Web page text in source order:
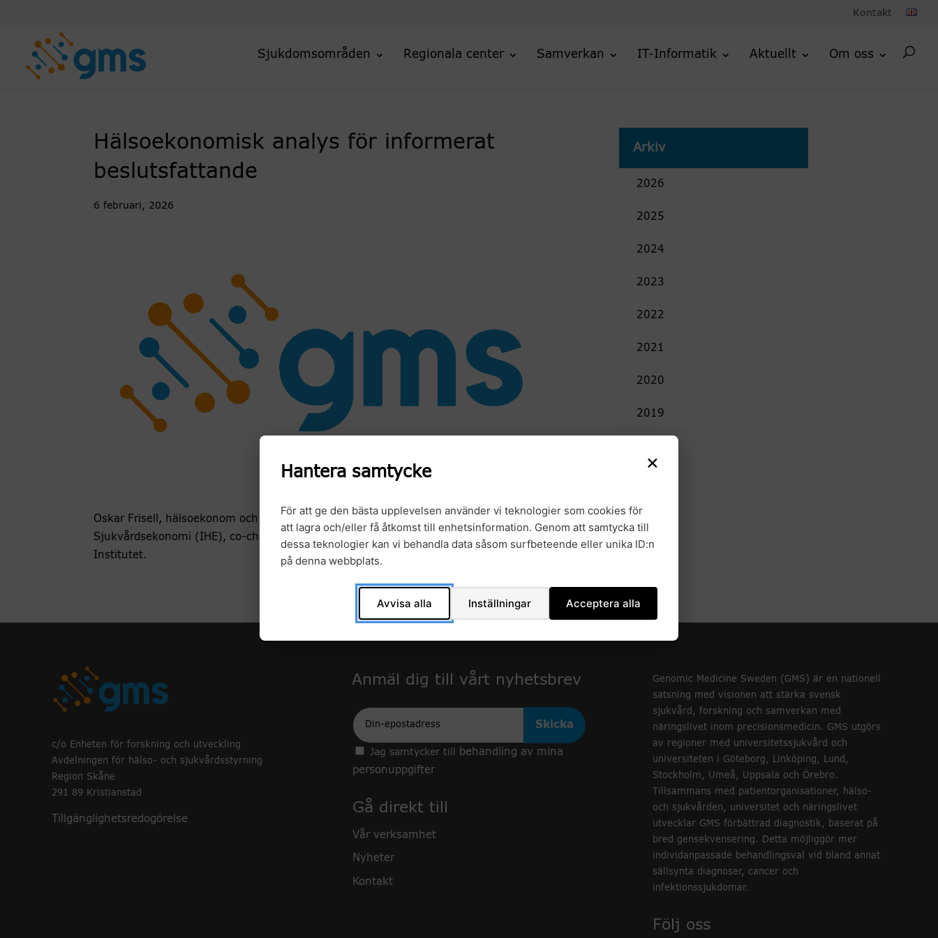
Kontakt
Sjukdomsområden Regionala center Samverkan IT-Informatik Aktuellt Om oss
Hälsoekonomisk analys för informerat
beslutsfattande
6 februari, 2026
Oskar Frisell, hälsoekonom och projektledare, Institutet för Hälso- och
Sjukvårdsekonomi (IHE), co-chair AU Hälsoekonomi, GMS och doktorand, Karolinska
Institutet.
Arkiv
2026
2025
2024
2023
2022
2021
2020
2019
c/o Enheten för forskning och utveckling
Avdelningen för hälso- och sjukvårdsstyrning
Region Skåne
291 89 Kristianstad
Tillgänglighetsredogörelse
Anmäl dig till vårt nyhetsbrev
Epost
Jag samtycker till
behandling av mina
personuppgifter
Gå direkt till
Vår verksamhet
Nyheter
Kontakt
Genomic Medicine Sweden (GMS) är en nationell
satsning med visionen att stärka svensk
sjukvård, forskning och samverkan med
näringslivet inom precisionsmedicin. GMS utgörs
av regioner med universitetssjukvård och
universiteten i Göteborg, Linköping, Lund,
Stockholm, Umeå, Uppsala och Örebro.
Tillsammans med patientorganisationer, hälso-
och sjukvården, universitet och näringslivet
utvecklar GMS förbättrad diagnostik, baserat på
bred gensekvensering. Detta möjliggör mer
individanpassade behandlingsval vid bland annat
sällsynta diagnoser, cancer och
infektionssjukdomar.
Följ oss
×
Hantera samtycke
För att ge den bästa upplevelsen använder vi teknologier som cookies för
att lagra och/eller få åtkomst till enhetsinformation. Genom att samtycka till
dessa teknologier kan vi behandla data såsom surfbeteende eller unika ID:n
på denna webbplats.
Avvisa alla Inställningar Acceptera alla